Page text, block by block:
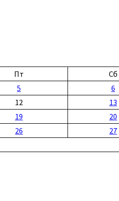
Пт Сб
5 6
12 13
19 20
26 27